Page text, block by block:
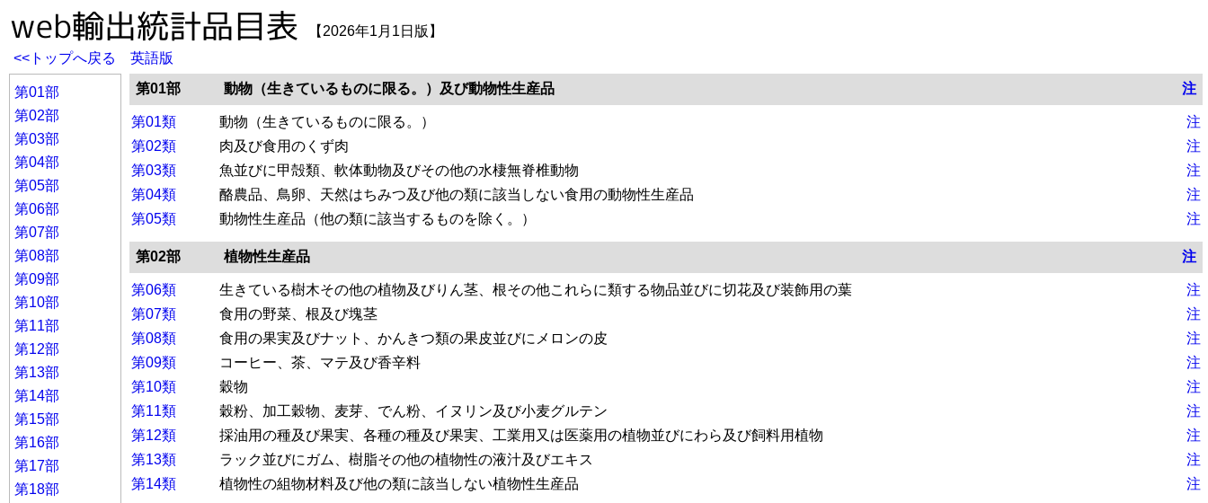
【2026年1月1日版】
<<トップへ戻る
英語版
第01部
第02部
第03部
第04部
第05部
第06部
第07部
第08部
第09部
第10部
第11部
第12部
第13部
第14部
第15部
第16部
第17部
第18部
第01部 動物（生きているものに限る。）及び動物性生産品 注
第01類 動物（生きているものに限る。）
注
第02類
肉及び食用のくず肉
注
第03類
魚並びに甲殻類、軟体動物及びその他の水棲無脊椎動物
注
第04類
酪農品、鳥卵、天然はちみつ及び他の類に該当しない食用の動物性生産品
注
第05類
動物性生産品（他の類に該当するものを除く。） 注
第02部 植物性生産品 注
第06類 生きている樹木その他の植物及びりん茎、根その他これらに類する物品並びに切花及び装飾用の葉
注
第07類
食用の野菜、根及び塊茎
注
第08類
食用の果実及びナット、かんきつ類の果皮並びにメロンの皮
注
第09類
コーヒー、茶、マテ及び香辛料
注
第10類
穀物
注
第11類
穀粉、加工穀物、麦芽、でん粉、イヌリン及び小麦グルテン
注
第12類
採油用の種及び果実、各種の種及び果実、工業用又は医薬用の植物並びにわら及び飼料用植物
注
第13類
ラック並びにガム、樹脂その他の植物性の液汁及びエキス
注
第14類
植物性の組物材料及び他の類に該当しない植物性生産品 注